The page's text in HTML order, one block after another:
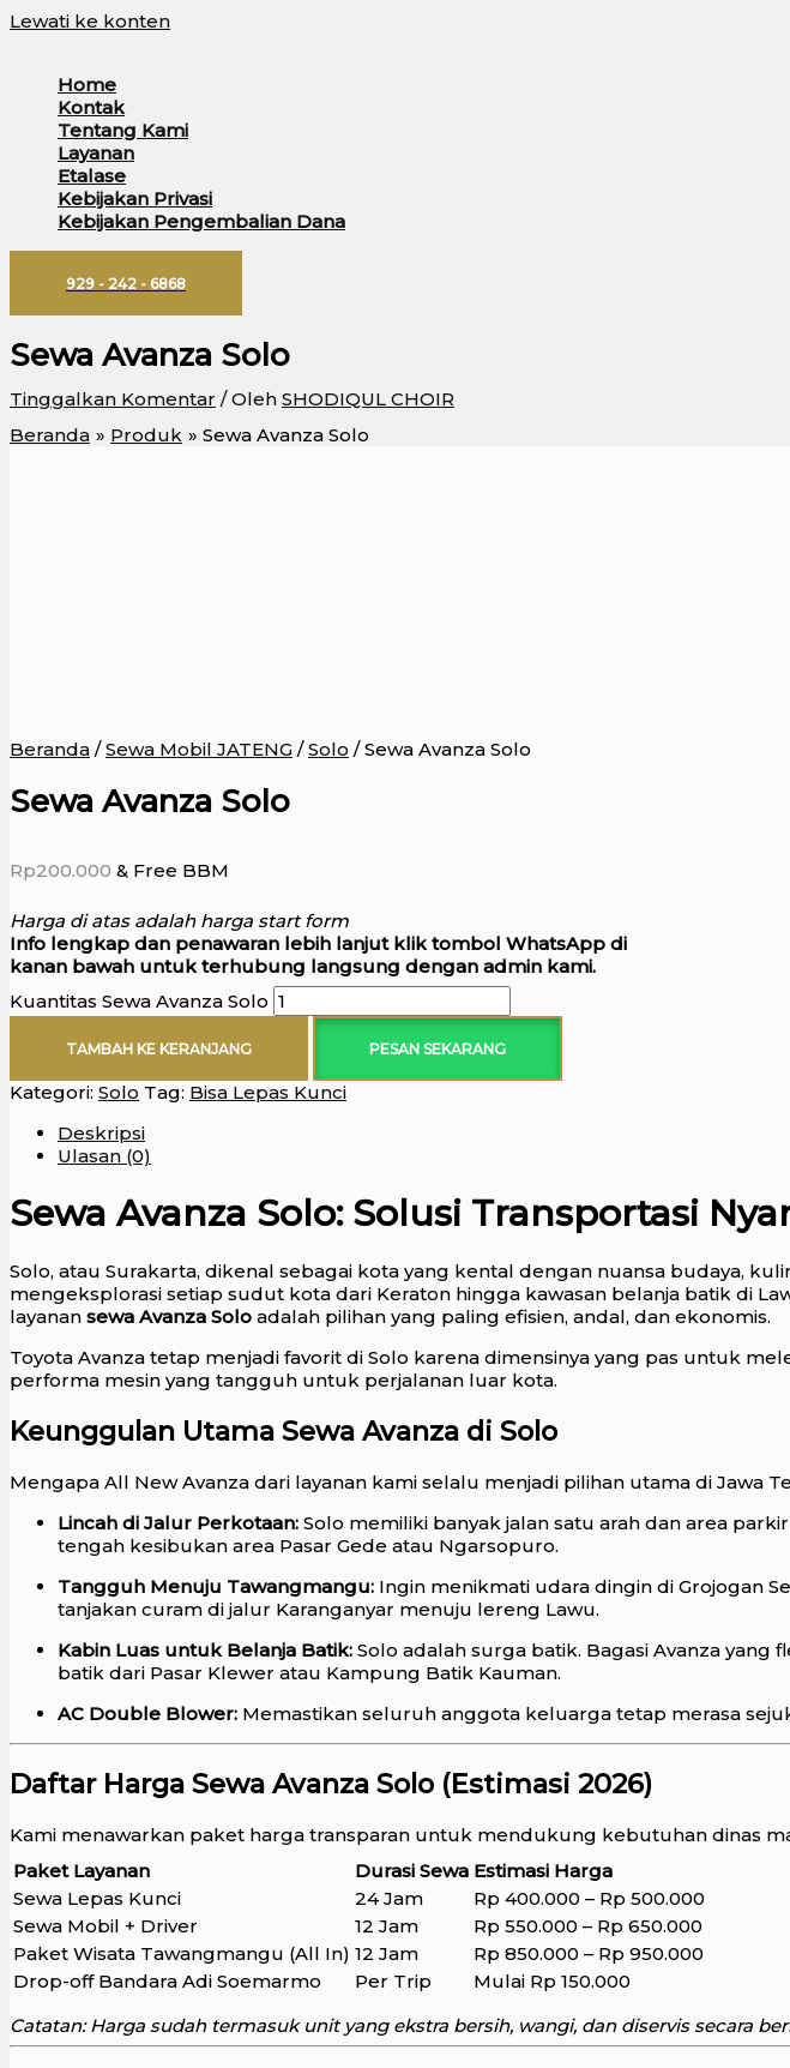
Lewati ke konten
Home
Kontak
Tentang Kami
Layanan
Etalase
Kebijakan Privasi
Kebijakan Pengembalian Dana
929 - 242 - 6868
Sewa Avanza Solo
Tinggalkan Komentar / Oleh SHODIQUL CHOIR
Beranda
Produk Sewa Avanza Solo
Beranda /Sewa Mobil JATENG /Solo / Sewa Avanza Solo
Sewa Avanza Solo
Rp200.000 & Free BBM
Harga di atas adalah harga start form
Info lengkap dan penawaran lebih lanjut klik tombol WhatsApp di
kanan bawah untuk terhubung langsung dengan admin kami.
Kuantitas Sewa Avanza Solo
TAMBAH KE KERANJANG PESAN SEKARANG
Kategori: Solo Tag: Bisa Lepas Kunci
Deskripsi
Ulasan (0)
Sewa Avanza Solo: Solusi Transportasi
Solo, atau Surakarta, dikenal sebagai kota yang kental dengan nuansa budaya,
mengeksplorasi setiap sudut kota dari Keraton hingga kawasan belanja batik di
layanan sewa Avanza Solo adalah pilihan yang paling efisien, andal, dan ekonomis.
Toyota Avanza tetap menjadi favorit di Solo karena dimensinya yang pas untuk
performa mesin yang tangguh untuk perjalanan luar kota.
Keunggulan Utama Sewa Avanza di Solo
Mengapa All New Avanza dari layanan kami selalu menjadi pilihan utama di Jawa
Lincah di Jalur Perkotaan: Solo memiliki banyak jalan satu arah dan area
tengah kesibukan area Pasar Gede atau Ngarsopuro.
Tangguh Menuju Tawangmangu: Ingin menikmati udara dingin di Grojogan
tanjakan curam di jalur Karanganyar menuju lereng Lawu.
Kabin Luas untuk Belanja Batik: Solo adalah surga batik. Bagasi Avanza
batik dari Pasar Klewer atau Kampung Batik Kauman.
AC Double Blower: Memastikan seluruh anggota keluarga tetap merasa
Daftar Harga Sewa Avanza Solo (Estimasi 2026)
Kami menawarkan paket harga transparan untuk mendukung kebutuhan dinas
Paket Layanan
Durasi Sewa Estimasi Harga
Sewa Lepas Kunci
24 Jam
Rp 400.000 – Rp 500.000
Sewa Mobil + Driver
12 Jam
Rp 550.000 – Rp 650.000
Paket Wisata Tawangmangu (All In) 12 Jam
Rp 850.000 – Rp 950.000
Drop-off Bandara Adi Soemarmo
Per Trip
Mulai Rp 150.000
Catatan: Harga sudah termasuk unit yang ekstra bersih, wangi, dan diservis secara